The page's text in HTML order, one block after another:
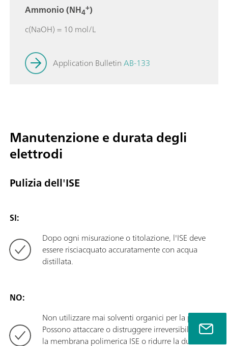
Ammonio (NH4+)
c(NaOH) = 10 mol/L
Application BulletinAB-133
Manutenzione e durata degli
elettrodi
Pulizia dell'ISE
SI:
Dopo ogni misurazione o titolazione, l'ISE deve
essere risciacquato accuratamente con acqua
distillata.
NO:
Non utilizzare mai solventi organici per la pulizia.
Possono attaccare o distruggere irreversibilmente
la membrana polimerica ISE o ridurre la durata